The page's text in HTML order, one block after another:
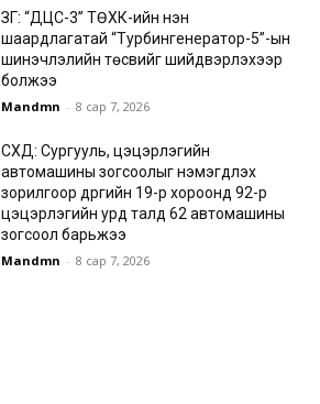
ЗГ: “ДЦС-3” ТӨХК-ийн нэн
шаардлагатай “Турбингенератор-5”-ын
шинэчлэлийн төсвийг шийдвэрлэхээр
болжээ
Mandmn - 8 сар 7, 2026
СХД: Сургууль, цэцэрлэгийн
автомашины зогсоолыг нэмэгдүүлэх
зорилгоор дүүргийн 19-р хороонд 92-р
цэцэрлэгийн урд талд 62 автомашины
зогсоол барьжээ
Mandmn - 8 сар 7, 2026